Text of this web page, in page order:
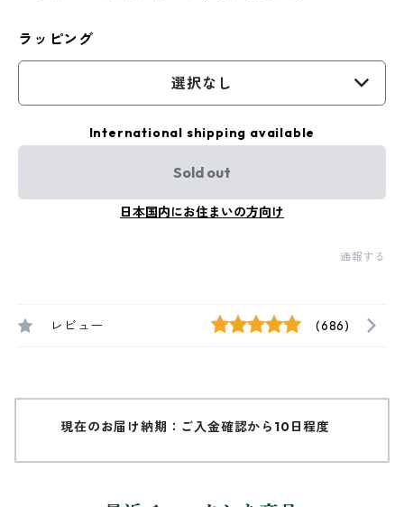
ラッピング
選択なし
International shipping available
Sold out
日本国内にお住まいの方向け
通報する
レビュー (686)
現在のお届け納期：ご入金確認から10日程度